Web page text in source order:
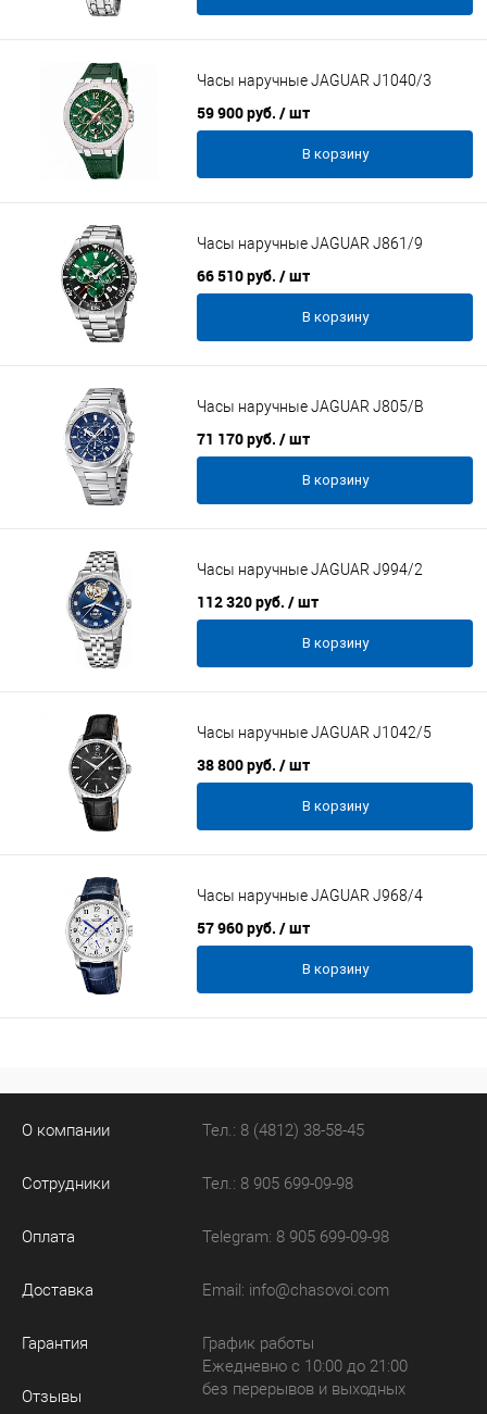
Часы наручные JAGUAR J1040/3
59 900 руб. / шт
В корзину
Часы наручные JAGUAR J861/9
66 510 руб. / шт
В корзину
Часы наручные JAGUAR J805/B
71 170 руб. / шт
В корзину
Часы наручные JAGUAR J994/2
112 320 руб. / шт
В корзину
Часы наручные JAGUAR J1042/5
38 800 руб. / шт
В корзину
Часы наручные JAGUAR J968/4
57 960 руб. / шт
В корзину
О компании
Сотрудники
Оплата
Доставка
Гарантия
Отзывы
Тел.: 8 (4812) 38-58-45
Тел.: 8 905 699-09-98
Telegram: 8 905 699-09-98
Email: info@chasovoi.com
График работы
Ежедневно с 10:00 до 21:00
без перерывов и выходных